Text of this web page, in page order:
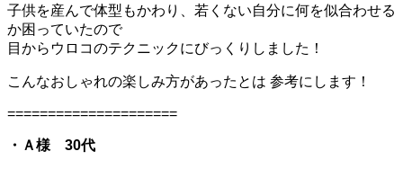
子供を産んで体型もかわり、若くない自分に何を似合わせる
か困っていたので
目からウロコのテクニックにびっくりしました！
こんなおしゃれの楽しみ方があったとは 参考にします！
=====================
・Ａ様 30代